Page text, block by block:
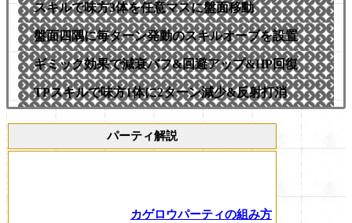
スキルで味方3体を任意マスに盤面移動
盤面四隅に毎ターン発動のスキルオーブを設置
ギミック効果で減衰バフ&回避アップ&HP回復
TPスキルで味方1体に2ターン減少&反射打消
パーティ解説
カゲロウパーティの組み方